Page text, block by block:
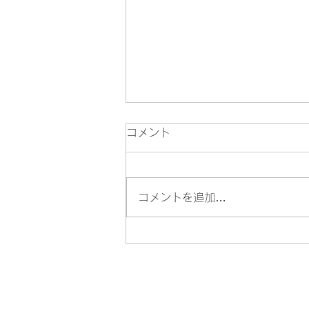
🦁 八王子・迫力の舞と響く音
コメント
コメントを追加…